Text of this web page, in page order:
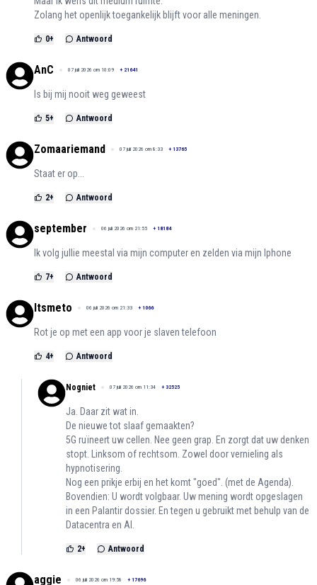
Zolang het openlijk toegankelijk blijft voor alle meningen.
0+ Antwoord
AnC 07 juli 2026 om 10:09 + 21641
Is bij mij nooit weg geweest
5+ Antwoord
Zomaariemand 07 juli 2026 om 8:33 + 13765
Staat er op...
2+ Antwoord
september 06 juli 2026 om 21:55 + 18184
Ik volg jullie meestal via mijn computer en zelden via mijn Iphone
7+ Antwoord
Itsmeto 06 juli 2026 om 21:33 + 1066
Rot je op met een app voor je slaven telefoon
4+ Antwoord
Nogniet 07 juli 2026 om 11:34 + 32525
Ja. Daar zit wat in.
De nieuwe tot slaaf gemaakten?
5G ruïneert uw cellen. Nee geen grap. En zorgt dat uw denken
stopt. Linksom of rechtsom. Zowel door vernieling als
hypnotisering.
Nog een prikje erbij en het komt "goed". (met de Agenda).
Bovendien: U wordt volgbaar. Uw mening wordt opgeslagen
in een Palantir dossier. En tegen u gebruikt met behulp van de
Datacentra en AI.
2+ Antwoord
aggie 06 juli 2026 om 19:58 + 17696